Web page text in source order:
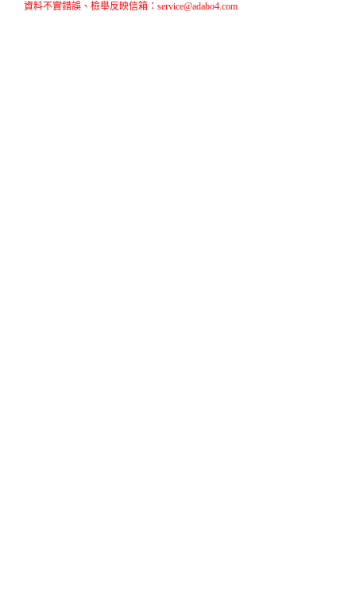
資料不實錯誤、檢舉反映信箱：service@adabo4.com